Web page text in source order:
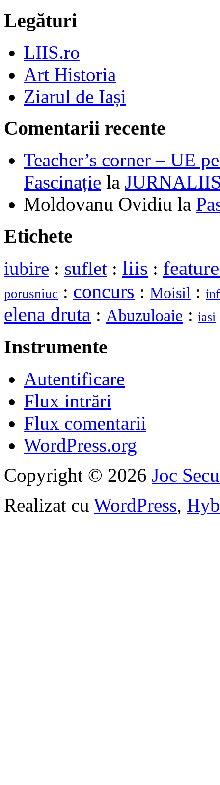
Legături
LIIS.ro
Art Historia
Ziarul de Iași
Comentarii recente
Teacher’s corner – UE
Fascinație la
Moldovanu Ovidiu la
Etichete
iubire : suflet : liis :
porusniuc : concurs : Moisil :
elena druta : Abuzuloaie : iasi
Instrumente
Autentificare
Flux intrări
Flux comentarii
WordPress.org
Copyright © 2026 Joc
Realizat cu WordPress,